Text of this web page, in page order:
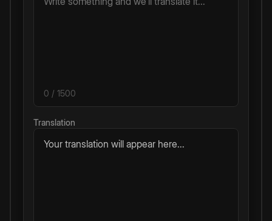
0 / 1500
Translation
Your translation will appear here...